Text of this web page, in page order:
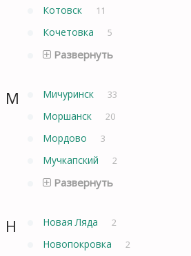
Котовск 11
Кочетовка 5
Развернуть
М Мичуринск 33
Моршанск 20
Мордово 3
Мучкапский 2
Развернуть
Н Новая Ляда 2
Новопокровка 2